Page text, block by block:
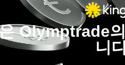
Olymptrade
니